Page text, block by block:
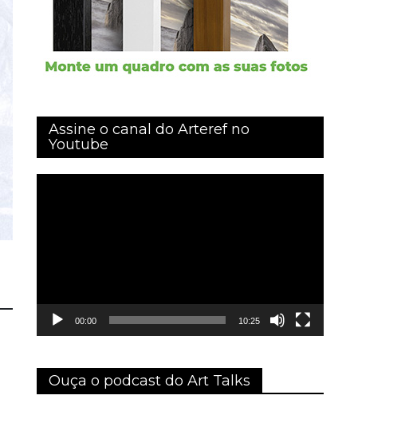
Assine o canal do Arteref no
Youtube
00:00 10:25
Ouça o podcast do Art Talks